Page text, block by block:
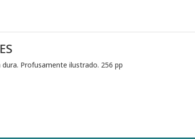
Profusamente ilustrado. 256 pp